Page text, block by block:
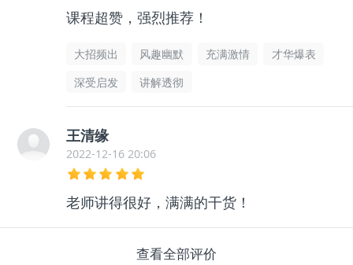
课程超赞，强烈推荐！
大招频出 风趣幽默 充满激情
才华爆表
深受启发
讲解透彻
王清缘
2022-12-16 20:06
老师讲得很好，满满的干货！
查看全部评价